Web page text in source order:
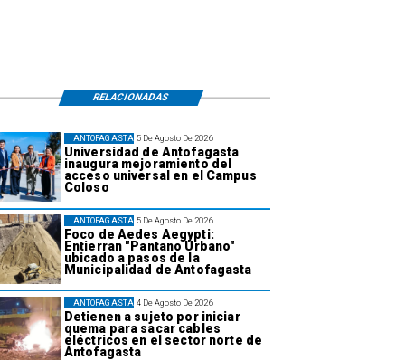
5 De Agosto De 2026
Universidad de Antofagasta
inaugura mejoramiento del
acceso universal en el Campus
Coloso
ANTOFAGASTA
5 De Agosto De 2026
Foco de Aedes Aegypti:
Entierran "Pantano Urbano"
ubicado a pasos de la
Municipalidad de Antofagasta
ANTOFAGASTA
4 De Agosto De 2026
Detienen a sujeto por iniciar
quema para sacar cables
eléctricos en el sector norte de
Antofagasta
ANTOFAGASTA
RELACIONADAS